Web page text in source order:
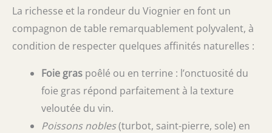
La richesse et la rondeur du Viognier en font un
compagnon de table remarquablement polyvalent, à
condition de respecter quelques affinités naturelles :
Foie gras poêlé ou en terrine : l’onctuosité du
foie gras répond parfaitement à la texture
veloutée du vin.
Poissons nobles(turbot, saint-pierre, sole) en